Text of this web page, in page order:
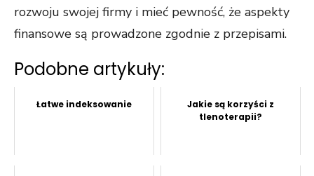
rozwoju swojej firmy i mieć pewność, że aspekty
finansowe są prowadzone zgodnie z przepisami.
Podobne artykuły:
Łatwe indeksowanie
Jakie są korzyści z
tlenoterapii?